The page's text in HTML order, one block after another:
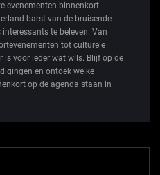
evenementen binnenkort
barst van de bruisende
te beleven. Van
tot culturele
is voor ieder wat wils. Blijf op de
en ontdek welke
op de agenda staan in